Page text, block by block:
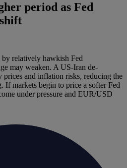
period as Fed
relatively hawkish Fed
may weaken. A US-Iran de-
prices and inflation risks, reducing the
If markets begin to price a softer Fed
under pressure and EUR/USD